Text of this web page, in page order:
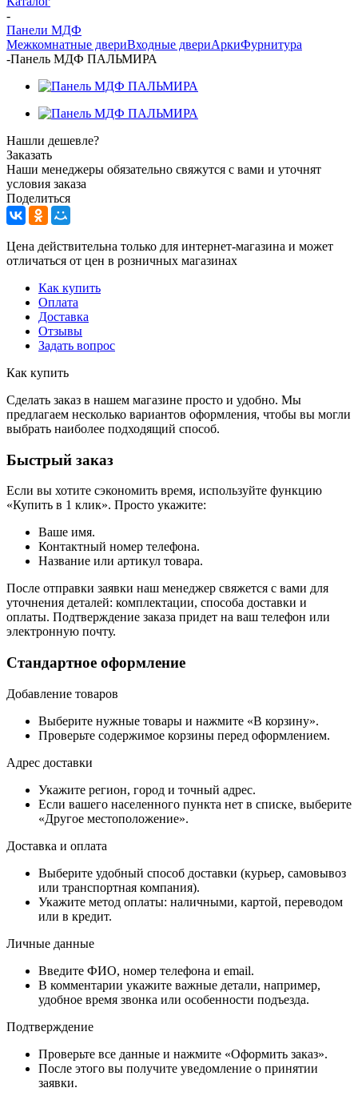
-
Панели МДФ
Межкомнатные двериВходные двериАркиФурнитура
-Панель МДФ ПАЛЬМИРА
Нашли дешевле?
Заказать
Наши менеджеры обязательно свяжутся с вами и уточнят
условия заказа
Поделиться
Цена действительна только для интернет-магазина и может
отличаться от цен в розничных магазинах
Как купить
Оплата
Доставка
Отзывы
Задать вопрос
Как купить
Сделать заказ в нашем магазине просто и удобно. Мы
предлагаем несколько вариантов оформления, чтобы вы могли
выбрать наиболее подходящий способ.
Быстрый заказ
Если вы хотите сэкономить время, используйте функцию
«Купить в 1 клик». Просто укажите:
Ваше имя.
Контактный номер телефона.
Название или артикул товара.
После отправки заявки наш менеджер свяжется с вами для
уточнения деталей: комплектации, способа доставки и
оплаты. Подтверждение заказа придет на ваш телефон или
электронную почту.
Стандартное оформление
Добавление товаров
Выберите нужные товары и нажмите «В корзину».
Проверьте содержимое корзины перед оформлением.
Адрес доставки
Укажите регион, город и точный адрес.
Если вашего населенного пункта нет в списке, выберите
«Другое местоположение».
Доставка и оплата
Выберите удобный способ доставки (курьер, самовывоз
или транспортная компания).
Укажите метод оплаты: наличными, картой, переводом
или в кредит.
Личные данные
Введите ФИО, номер телефона и email.
В комментарии укажите важные детали, например,
удобное время звонка или особенности подъезда.
Подтверждение
Проверьте все данные и нажмите «Оформить заказ».
После этого вы получите уведомление о принятии
заявки.